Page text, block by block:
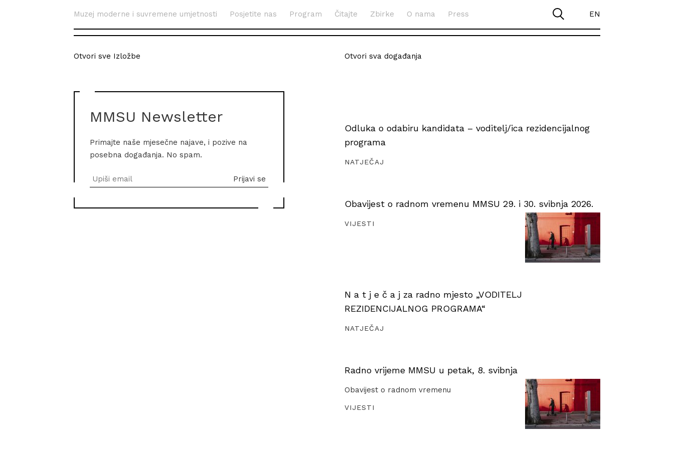
Muzej moderne i suvremene umjetnosti Posjetite nas Program Čitajte Zbirke O nama Press EN
Otvori sve Izložbe
MMSU Newsletter
Primajte naše mjesečne najave, i pozive na
posebna događanja. No spam.
Otvori sva događanja
Odluka o odabiru kandidata – voditelj/ica rezidencijalnog
programa
NATJEČAJ
Obavijest o radnom vremenu MMSU 29. i 30. svibnja 2026.
VIJESTI
N a t j e č a j za radno mjesto „VODITELJ
REZIDENCIJALNOG PROGRAMA“
NATJEČAJ
Radno vrijeme MMSU u petak, 8. svibnja
Obavijest o radnom vremenu
VIJESTI